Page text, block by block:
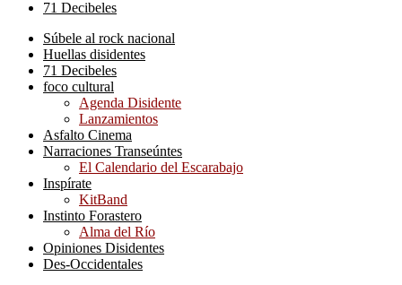
71 Decibeles
Súbele al rock nacional
Huellas disidentes
71 Decibeles
foco cultural
Agenda Disidente
Lanzamientos
Asfalto Cinema
Narraciones Transeúntes
El Calendario del Escarabajo
Inspírate
KitBand
Instinto Forastero
Alma del Río
Opiniones Disidentes
Des-Occidentales